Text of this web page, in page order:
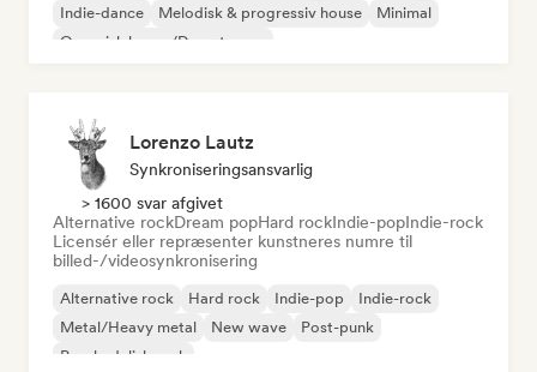
Indie-dance
Melodisk & progressiv house
Minimal
Organisk house/Downtempo
Lorenzo Lautz
Synkroniseringsansvarlig
> 1600 svar afgivet
Alternative rockDream popHard rockIndie-popIndie-rock
Licensér eller repræsenter kunstneres numre til
billed-/videosynkronisering
Alternative rock Hard rock Indie-pop
Indie-rock
Metal/Heavy metal
New wave
Post-punk
Psychedelisk rock